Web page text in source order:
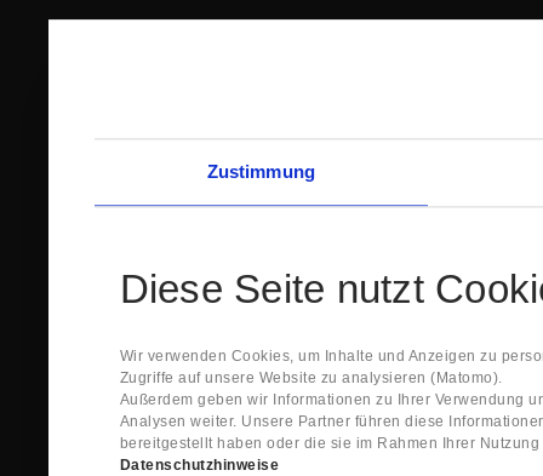
Zustimmung
Diese Seite nutzt
Wir verwenden Cookies, um Inhalte und Anzeigen zu
Zugriffe auf unsere Website zu analysieren (Matomo).
Außerdem geben wir Informationen zu Ihrer Verwendung
Analysen weiter. Unsere Partner führen diese
bereitgestellt haben oder die sie im Rahmen Ihrer
Datenschutzhinweise